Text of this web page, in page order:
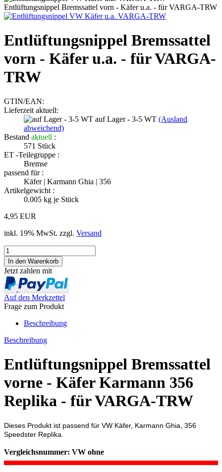
Entlüftungsnippel Bremssattel vorn - Käfer u.a. - für VARGA-TRW
Entlüftungsnippel Bremssattel
vorn - Käfer u.a. - für VARGA-
TRW
GTIN/EAN:
Lieferzeit aktuell:
auf Lager - 3-5 WT (Ausland
abweichend)
Bestand aktuell :
571 Stück
ET -Teilegruppe :
Bremse
passend für :
Käfer | Karmann Ghia | 356
Artikelgewicht :
0.005 kg je Stück
4,95 EUR
inkl. 19% MwSt. zzgl. Versand
Jetzt zahlen mit
Auf den Merkzettel
Frage zum Produkt
Beschreibung
Beschreibung
Entlüftungsnippel Bremssattel
vorne - Käfer Karmann 356
Replika - für VARGA-TRW
Dieses Produkt ist passend für VW Käfer, Karmann Ghia, 356
Speedster Replika.
Vergleichsnummer: VW ohne